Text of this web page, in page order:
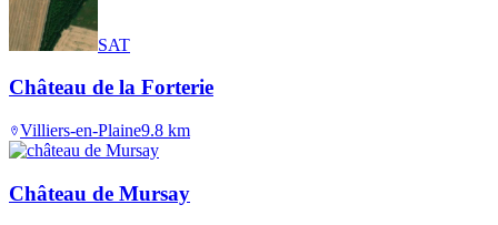
SAT
Château de la Forterie
Villiers-en-Plaine9.8 km
Château de Mursay